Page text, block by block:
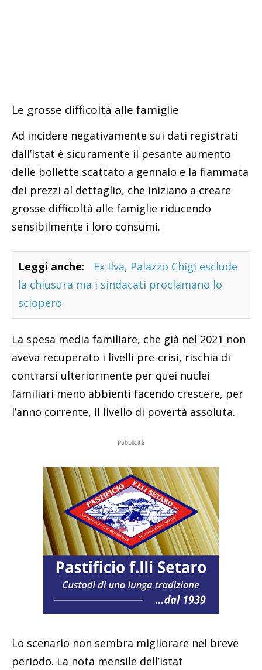
Le grosse difficoltà alle famiglie
Ad incidere negativamente sui dati registrati
dall’Istat è sicuramente il pesante aumento
delle bollette scattato a gennaio e la fiammata
dei prezzi al dettaglio, che iniziano a creare
grosse difficoltà alle famiglie riducendo
sensibilmente i loro consumi.
Leggi anche:
Ex Ilva, Palazzo Chigi esclude
la chiusura ma i sindacati proclamano lo
sciopero
La spesa media familiare, che già nel 2021 non
aveva recuperato i livelli pre-crisi, rischia di
contrarsi ulteriormente per quei nuclei
familiari meno abbienti facendo crescere, per
l’anno corrente, il livello di povertà assoluta.
Pubblicità
Lo scenario non sembra migliorare nel breve
periodo. La nota mensile dell’Istat